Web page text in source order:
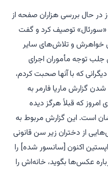
در حال بررسی هزاران صفحه از
«سورئال» توصیف کرد و گفت
خواهرش و تلاش‌های سایر
جلب توجه مأموران اجرای
که با آنها صحبت کردم،
گزارش ماریا فارمر به
امروز که قبلاً هرگز دیده
است. این گزارش مربوط به
عکس‌هایی از دختران زیر سن قانونی
اکنون [سانسور شده] را
عکس‌ها بگوید، خانه‌اش را